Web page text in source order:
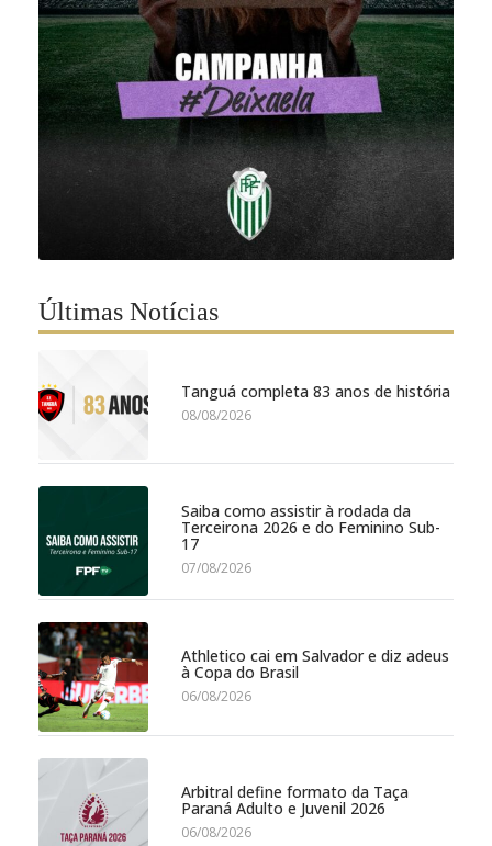
Últimas Notícias
Tanguá completa 83 anos de história
08/08/2026
Saiba como assistir à rodada da
Terceirona 2026 e do Feminino Sub-
17
07/08/2026
Athletico cai em Salvador e diz adeus
à Copa do Brasil
06/08/2026
Arbitral define formato da Taça
Paraná Adulto e Juvenil 2026
06/08/2026